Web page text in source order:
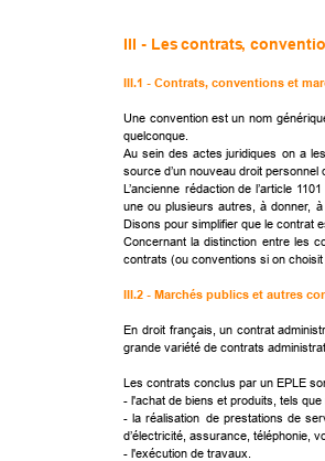
III - Les contrats,
III.1 - Contrats, conventions et
Une convention est un nom
quelconque.
Au sein des actes juridiques on a les
source d’un nouveau droit personnel
L’ancienne rédaction de l’article 1101
une ou plusieurs autres, à donner, à
Disons pour simplifier que le contrat
Concernant la distinction entre les
contrats (ou conventions si on
III.2 - Marchés publics et autres
En droit français, un contrat
grande variété de contrats
Les contrats conclus par un EPLE
- l'achat de biens et produits, tels
- la réalisation de prestations de
d’électricité, assurance, téléphonie,
- l'exécution de travaux.